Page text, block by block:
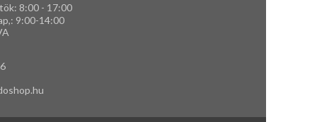
8:00 - 17:00
: 9:00-14:00